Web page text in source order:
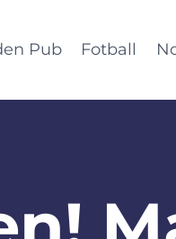
Pub Fotball